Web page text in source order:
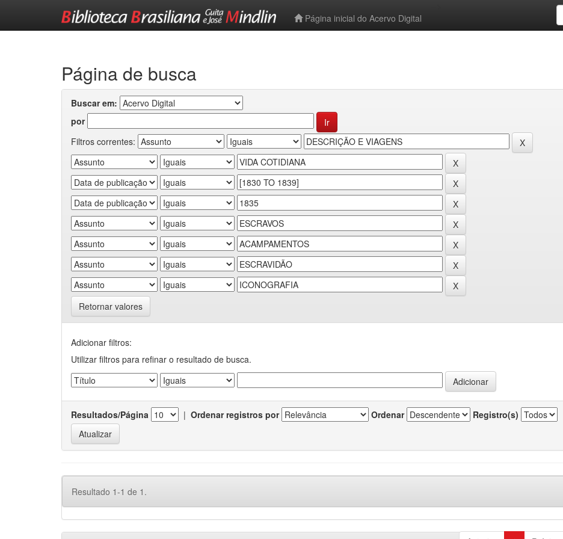
Página inicial do Acervo Digital
Página de busca
Buscar em:
por
Filtros correntes:
Retornar valores
Adicionar filtros:
Utilizar filtros para refinar o resultado de busca.
Resultados/Página | Ordenar registros por Ordenar Registro(s)
Resultado 1-1 de 1.